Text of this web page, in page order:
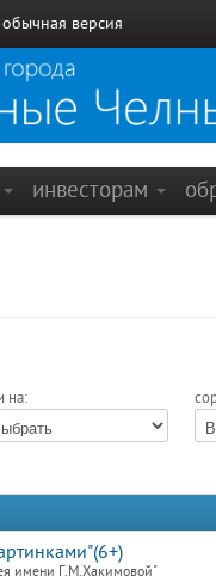
обычная версия
инвесторам
на:
имени Г.М.Хакимовой"